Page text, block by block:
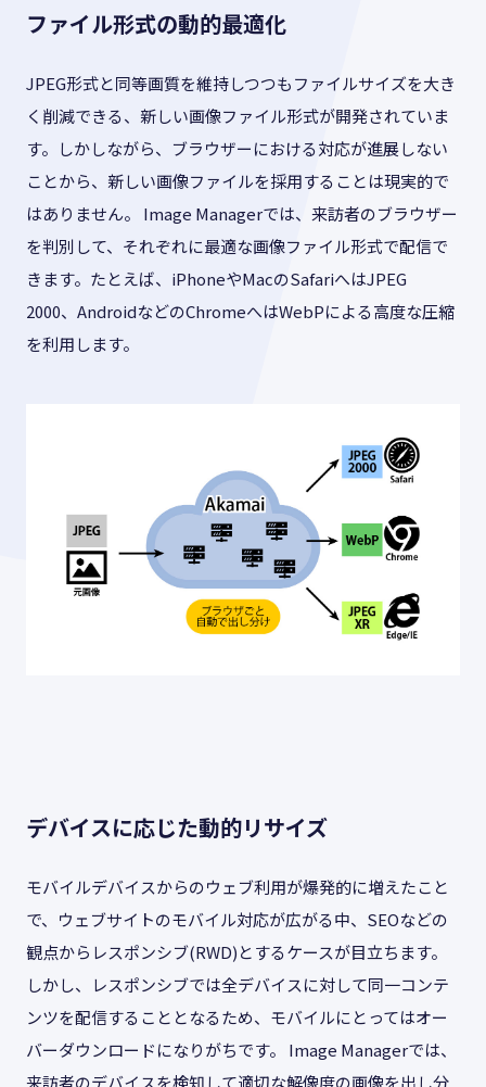
ファイル形式の動的最適化
JPEG形式と同等画質を維持しつつもファイルサイズを大き
く削減できる、新しい画像ファイル形式が開発されていま
す。しかしながら、ブラウザーにおける対応が進展しない
ことから、新しい画像ファイルを採用することは現実的で
はありません。 Image Managerでは、来訪者のブラウザー
を判別して、それぞれに最適な画像ファイル形式で配信で
きます。たとえば、iPhoneやMacのSafariへはJPEG
2000、AndroidなどのChromeへはWebPによる高度な圧縮
を利用します。
デバイスに応じた動的リサイズ
モバイルデバイスからのウェブ利用が爆発的に増えたこと
で、ウェブサイトのモバイル対応が広がる中、SEOなどの
観点からレスポンシブ(RWD)とするケースが目立ちます。
しかし、レスポンシブでは全デバイスに対して同一コンテ
ンツを配信することとなるため、モバイルにとってはオー
バーダウンロードになりがちです。 Image Managerでは、
来訪者のデバイスを検知して適切な解像度の画像を出し分